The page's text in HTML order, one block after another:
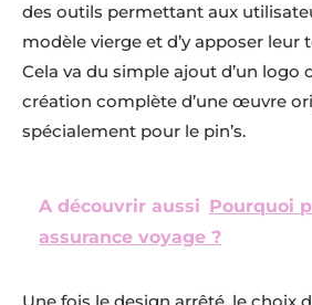
des outils permettant aux
modèle vierge et d’y apposer leur
Cela va du simple ajout d’un logo
création complète d’une œuvre
spécialement pour le pin’s.
A découvrir aussi Pourquoi
assurance voyage ?